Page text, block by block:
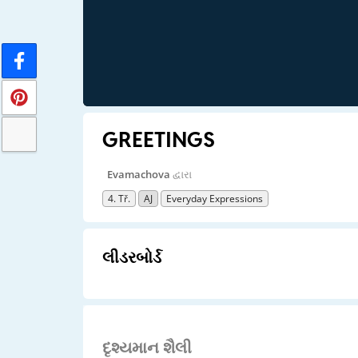
GREETINGS
Evamachova દ્વારા
4. Tř. AJ Everyday Expressions
લીડરબોર્ડ
દૃશ્યમાન શૈલી